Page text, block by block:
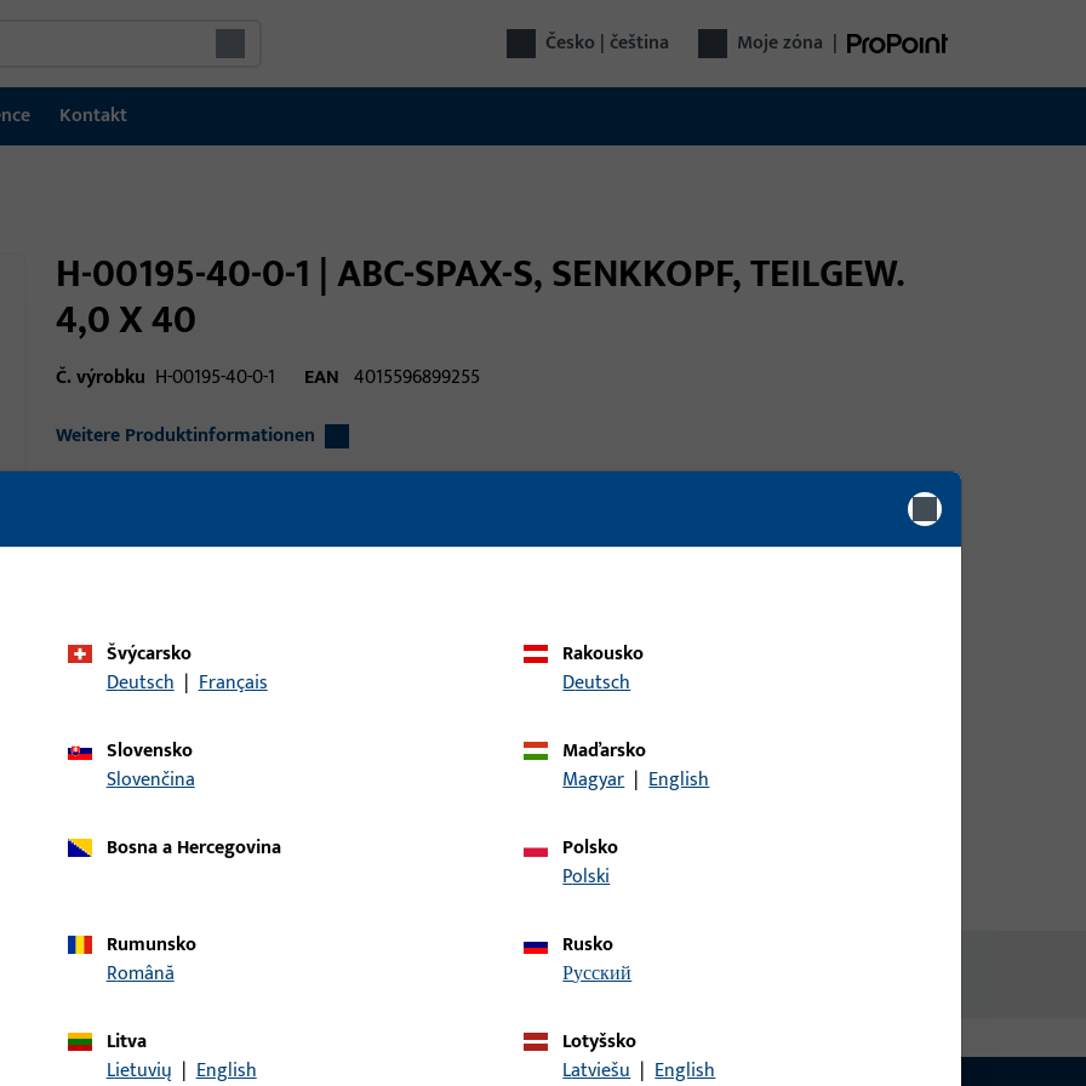
Česko | čeština Moje zóna |
Kontakt
H-00195-40-0-1 | ABC-SPAX-S, SENKKOPF, TEILGEW.
4,0 X 40
Č. výrobku H-00195-40-0-1 EAN 4015596899255
Weitere Produktinformationen
Popis povrchu
Pochromováno matně
Hmotnost brutto
Balení
Minimální objednací jednotka
Švýcarsko
Deutsch | Français
Rakousko
Deutsch
Slovensko
Slovenčina
Maďarsko
Magyar | English
Bosna a Hercegovina
Polsko
Polski
Rumunsko
Română
Rusko
русский
Litva
Lietuvių | English
Lotyšsko
Latviešu | English